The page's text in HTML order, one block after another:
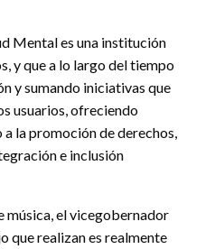
Mental es una institución
y que a lo largo del tiempo
y sumando iniciativas que
usuarios, ofreciendo
la promoción de derechos,
e inclusión
música, el vicegobernador
que realizan es realmente